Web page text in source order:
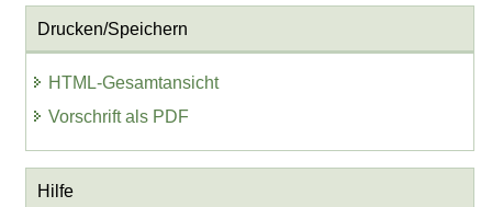
Drucken/Speichern
HTML-Gesamtansicht
Vorschrift als PDF
Hilfe